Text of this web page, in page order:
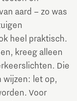
aard – zo was
heel praktisch.
kreeg alleen
Die
wijzen: let op,
Voor